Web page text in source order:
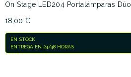
On Stage LED204 Portalámparas Dúo
18,00 €
EN STOCK
ENTREGA EN 24/48 HORAS